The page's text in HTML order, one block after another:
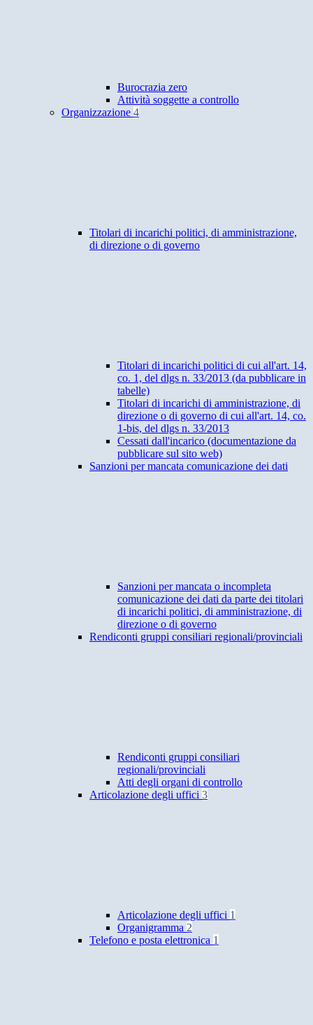
Burocrazia zero
Attività soggette a controllo
Organizzazione 4
Titolari di incarichi politici, di amministrazione,
di direzione o di governo
Titolari di incarichi politici di cui all'art. 14,
co. 1, del dlgs n. 33/2013 (da pubblicare in
tabelle)
Titolari di incarichi di amministrazione, di
direzione o di governo di cui all'art. 14, co.
1-bis, del dlgs n. 33/2013
Cessati dall'incarico (documentazione da
pubblicare sul sito web)
Sanzioni per mancata comunicazione dei dati
Sanzioni per mancata o incompleta
comunicazione dei dati da parte dei titolari
di incarichi politici, di amministrazione, di
direzione o di governo
Rendiconti gruppi consiliari regionali/provinciali
Rendiconti gruppi consiliari
regionali/provinciali
Atti degli organi di controllo
Articolazione degli uffici 3
Articolazione degli uffici 1
Organigramma 2
Telefono e posta elettronica 1